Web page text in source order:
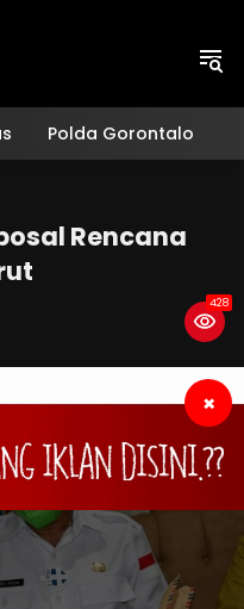
Polda Gorontalo
Rencana
428
×